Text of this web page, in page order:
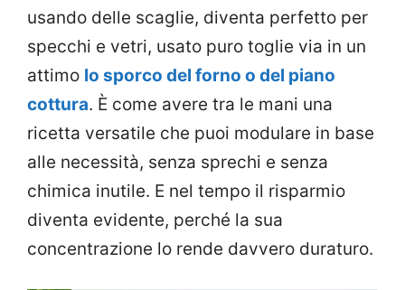
usando delle scaglie, diventa perfetto per
specchi e vetri, usato puro toglie via in un
attimo lo sporco del forno o del piano
cottura. È come avere tra le mani una
ricetta versatile che puoi modulare in base
alle necessità, senza sprechi e senza
chimica inutile. E nel tempo il risparmio
diventa evidente, perché la sua
concentrazione lo rende davvero duraturo.